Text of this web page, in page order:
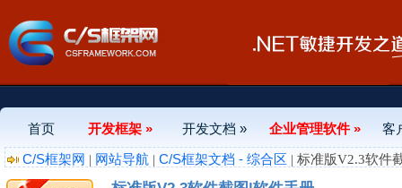
首页 开发框架 » 开发文档 » 企业管理软件 »
客
C/S框架网 | 网站导航 | C/S框架文档 - 综合区 | 标准版V2.3软件